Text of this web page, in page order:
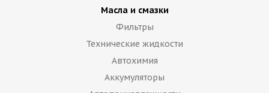
Масла и смазки
Фильтры
Технические жидкости
Автохимия
Аккумуляторы